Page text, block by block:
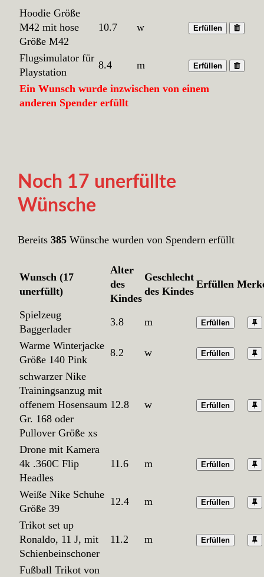
Hoodie Größe
M42 mit hose
Größe M42
10.7 w Erfüllen
Flugsimulator für
Playstation
8.4 m Erfüllen
Ein Wunsch wurde inzwischen von einem
anderen Spender erfüllt
Noch 17 unerfüllte
Wünsche
Bereits 385Wünsche wurden von Spendern erfüllt
Wunsch (17
unerfüllt)
Alter
des
Kindes
Geschlecht
des Kindes
Erfüllen
Spielzeug
Baggerlader
3.8 m Erfüllen
Warme Winterjacke
Größe 140 Pink
8.2 w Erfüllen
schwarzer Nike
Trainingsanzug mit
offenem Hosensaum
Gr. 168 oder
Pullover Größe xs
12.8 w Erfüllen
Drone mit Kamera
4k .360C Flip
Headles
11.6 m Erfüllen
Weiße Nike Schuhe
Größe 39
12.4 m Erfüllen
Trikot set up
Ronaldo, 11 J, mit
Schienbeinschoner
11.2 m Erfüllen
Fußball Trikot von